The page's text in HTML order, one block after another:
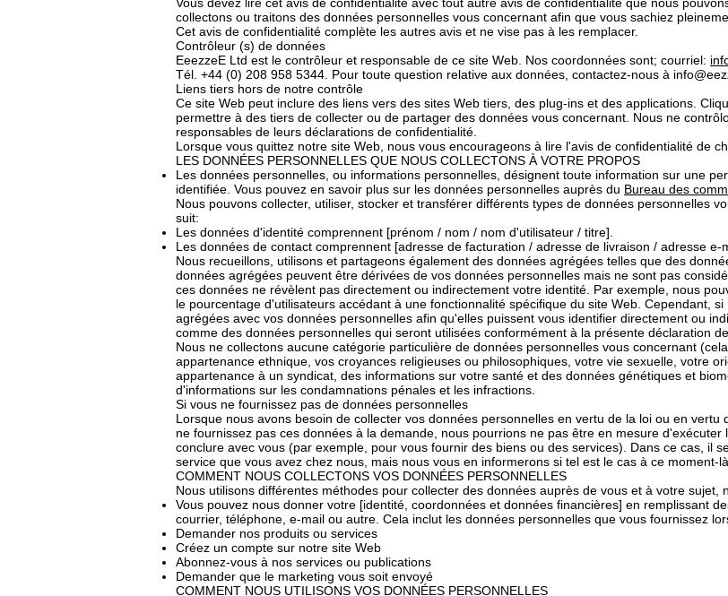
collectons ou traitons des données personnelles vous concernant afin que vous sachiez
Cet avis de confidentialité complète les autres avis et ne vise pas à les remplacer.
Contrôleur (s) de données
EeezzeE Ltd est le contrôleur et responsable de ce site Web. Nos coordonnées sont; courriel:
Tél. +44 (0) 208 958 5344. Pour toute question relative aux données, contactez-nous à
Liens tiers hors de notre contrôle
Ce site Web peut inclure des liens vers des sites Web tiers, des plug-ins et des applications.
permettre à des tiers de collecter ou de partager des données vous concernant. Nous ne
responsables de leurs déclarations de confidentialité.
Lorsque vous quittez notre site Web, nous vous encourageons à lire l'avis de confidentialité de
LES DONNÉES PERSONNELLES QUE NOUS COLLECTONS À VOTRE PROPOS
Les données personnelles, ou informations personnelles, désignent toute information sur une
identifiée. Vous pouvez en savoir plus sur les données personnelles auprès du Bureau des
Nous pouvons collecter, utiliser, stocker et transférer différents types de données personnelles
suit:
Les données d'identité comprennent [prénom / nom / nom d'utilisateur / titre].
Les données de contact comprennent [adresse de facturation / adresse de livraison / adresse e-
Nous recueillons, utilisons et partageons également des données agrégées telles que des
données agrégées peuvent être dérivées de vos données personnelles mais ne sont pas
ces données ne révèlent pas directement ou indirectement votre identité. Par exemple, nous
le pourcentage d'utilisateurs accédant à une fonctionnalité spécifique du site Web. Cependant,
agrégées avec vos données personnelles afin qu'elles puissent vous identifier directement ou
comme des données personnelles qui seront utilisées conformément à la présente déclaration
Nous ne collectons aucune catégorie particulière de données personnelles vous concernant
appartenance ethnique, vos croyances religieuses ou philosophiques, votre vie sexuelle, votre
appartenance à un syndicat, des informations sur votre santé et des données génétiques et
d'informations sur les condamnations pénales et les infractions.
Si vous ne fournissez pas de données personnelles
Lorsque nous avons besoin de collecter vos données personnelles en vertu de la loi ou en
ne fournissez pas ces données à la demande, nous pourrions ne pas être en mesure
conclure avec vous (par exemple, pour vous fournir des biens ou des services). Dans ce cas, il
service que vous avez chez nous, mais nous vous en informerons si tel est le cas à ce moment-là.
COMMENT NOUS COLLECTONS VOS DONNÉES PERSONNELLES
Nous utilisons différentes méthodes pour collecter des données auprès de vous et à votre sujet,
Vous pouvez nous donner votre [identité, coordonnées et données financières] en remplissant
courrier, téléphone, e-mail ou autre. Cela inclut les données personnelles que vous fournissez
Demander nos produits ou services
Créez un compte sur notre site Web
Abonnez-vous à nos services ou publications
Demander que le marketing vous soit envoyé
COMMENT NOUS UTILISONS VOS DONNÉES PERSONNELLES